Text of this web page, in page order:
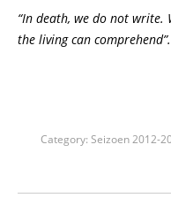
“In death, we do not write.
the living can comprehend”.
Category: Seizoen 2012-